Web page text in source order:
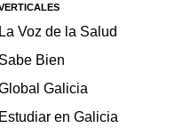
La Voz de la Salud
Sabe Bien
Galicia
Estudiar en Galicia